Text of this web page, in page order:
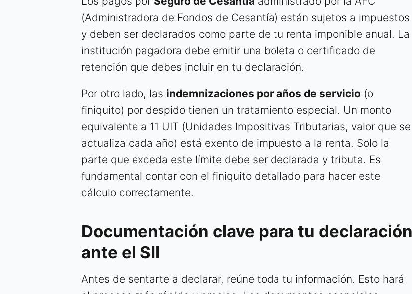
(Administradora de Fondos de Cesantía) están sujetos a impuestos
y deben ser declarados como parte de tu renta imponible anual. La
institución pagadora debe emitir una boleta o certificado de
retención que debes incluir en tu declaración.
Por otro lado, las indemnizaciones por años de servicio (o
finiquito) por despido tienen un tratamiento especial. Un monto
equivalente a 11 UIT (Unidades Impositivas Tributarias, valor que se
actualiza cada año) está exento de impuesto a la renta. Solo la
parte que exceda este límite debe ser declarada y tributa. Es
fundamental contar con el finiquito detallado para hacer este
cálculo correctamente.
Documentación clave para tu declaración
ante el SII
Antes de sentarte a declarar, reúne toda tu información. Esto hará